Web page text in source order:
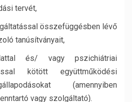
tervét,
összefüggésben lévő
tanúsítványait,
és/ vagy pszichiátriai
kötött együttműködési
(amennyiben
vagy szolgáltató).